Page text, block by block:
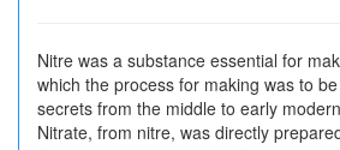
Nitre was a substance essential for
which the process for making was to
secrets from the middle to early
Nitrate, from nitre, was directly